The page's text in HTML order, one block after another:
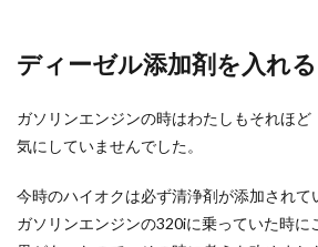
ディーゼル添加剤を入れ
ガソリンエンジンの時はわたしもそれほど
気にしていませんでした。
今時のハイオクは必ず清浄剤が添加されて
ガソリンエンジンの320iに乗っていた時に